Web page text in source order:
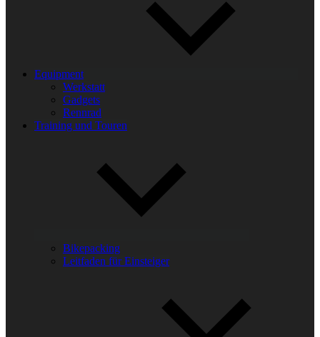
Equipment
Werkstatt
Gadgets
Rennrad
Training und Touren
Bikepacking
Leitfaden für Einsteiger